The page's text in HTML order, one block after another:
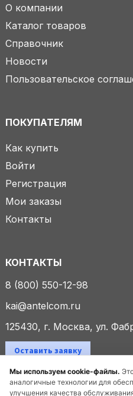
Мы используем cookie-файлы.
аналогичные технологии для
улучшения качества
О компании
Каталог товаров
Справочник
Новости
Пользовательское
ПОКУПАТЕЛЯМ
Как купить
Войти
Регистрация
Мои заказы
Контакты
КОНТАКТЫ
8 (800) 550-12-98
kai@antelcom.ru
125430, г. Москва, ул.
Оставить заявку